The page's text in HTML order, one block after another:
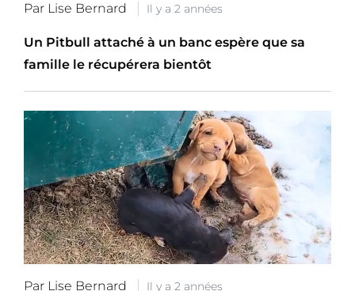
Par Lise Bernard Il y a 2 années
Un Pitbull attaché à un banc espère que sa
famille le récupérera bientôt
Par Lise Bernard Il y a 2 années